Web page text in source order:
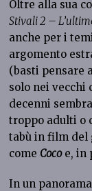
Oltre alla sua
Stivali 2 –
anche per i
argomento
(basti pensare
solo nei vecchi
decenni
troppo adulti o
tabù in film del
come Cocoe, in
In un